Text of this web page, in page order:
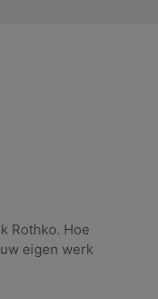
Rothko. Hoe
eigen werk